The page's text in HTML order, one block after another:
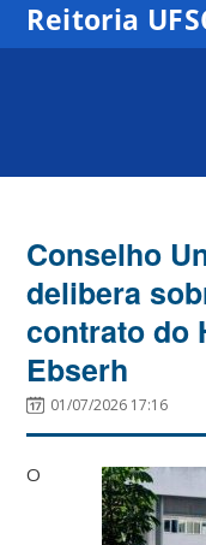
Reitoria
Conselho
delibera
contrato do
Ebserh
01/07/2026 17:16
O